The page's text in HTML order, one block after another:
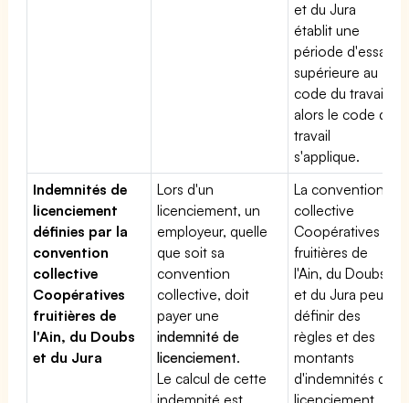
et du Jura
établit une
période d'essai
supérieure au
code du travail,
alors le code du
travail
s'applique.
Indemnités de
licenciement
définies par la
convention
collective
Coopératives
fruitières de
l'Ain, du Doubs
et du Jura
Lors d'un
licenciement, un
employeur, quelle
que soit sa
convention
collective, doit
payer une
indemnité de
licenciement.
Le calcul de cette
indemnité est
La convention
collective
Coopératives
fruitières de
l'Ain, du Doubs
et du Jura peut
définir des
règles et des
montants
d'indemnités de
licenciement